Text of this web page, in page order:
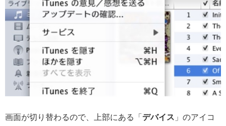
画面が切り替わるので、上部にある「 デバイス 」のアイコ